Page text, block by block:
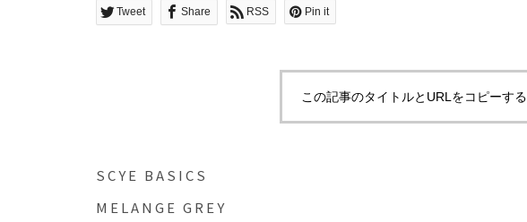
Tweet Share RSS Pin it
この記事のタイトルとURLをコピーする
SCYE BASICS
MELANGE GREY